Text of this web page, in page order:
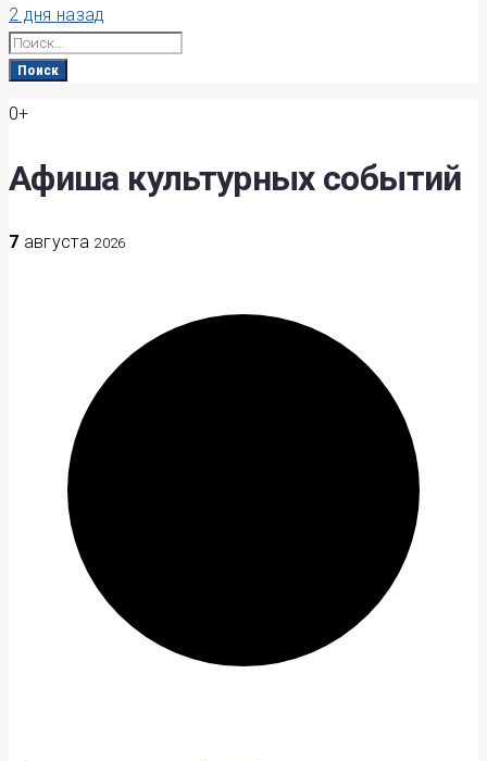
2 дня назад
Search
for:
Поиск
0+
Афиша культурных событий
7 августа 2026